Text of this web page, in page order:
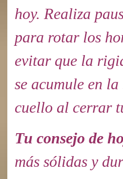
hoy. Realiza
para rotar los
evitar que la
se acumule en la
cuello al cerrar
Tu consejo de
más sólidas y